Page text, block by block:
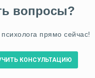
вопросы?
прямо сейчас!
КОНСУЛЬТАЦИЮ